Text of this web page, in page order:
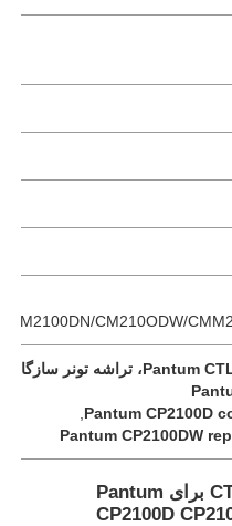
CM2100DN/CM210ODW/
Pantum CP2100D
Pantum CP2100DW
تراشه تونر سازگار CTL C21000H برای Pantum
CP2100D